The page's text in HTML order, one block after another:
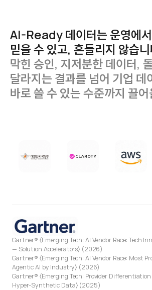
AI-Ready데이터는운영에서
믿을수 있고, 흔들리지 않습
막힌 승인, 지저분한데이터,
달라지는 결과를 넘어 기업 데
바로쓸수 있는수준까지 끌
Gartner® 〈Emerging Tech: AI Vendor Race: Tech
— Solution Accelerators〉 (2026)
Gartner® 〈Emerging Tech: AI Vendor Race: Most
Agentic AI by Industry〉 (2026)
Gartner® 〈Emerging Tech: Provider
Hyper-Synthetic Data〉 (2025)